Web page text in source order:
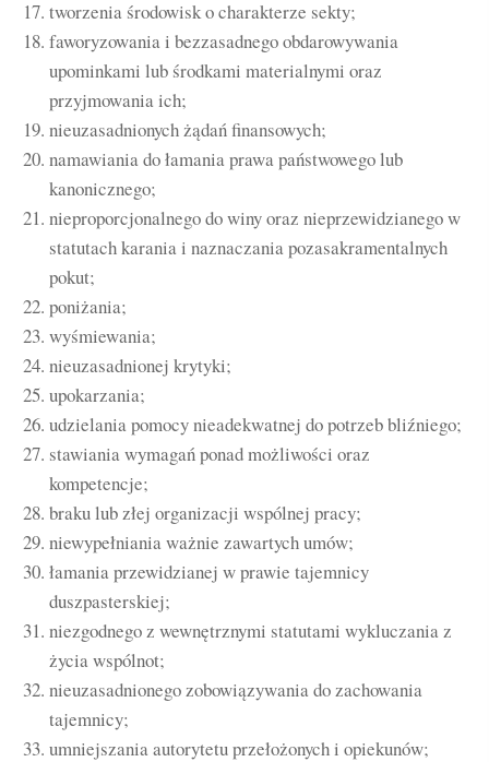
tworzenia środowisk o charakterze sekty;
faworyzowania i bezzasadnego obdarowywania
upominkami lub środkami materialnymi oraz
przyjmowania ich;
nieuzasadnionych żądań finansowych;
namawiania do łamania prawa państwowego lub
kanonicznego;
nieproporcjonalnego do winy oraz nieprzewidzianego w
statutach karania i naznaczania pozasakramentalnych
pokut;
poniżania;
wyśmiewania;
nieuzasadnionej krytyki;
upokarzania;
udzielania pomocy nieadekwatnej do potrzeb bliźniego;
stawiania wymagań ponad możliwości oraz
kompetencje;
braku lub złej organizacji wspólnej pracy;
niewypełniania ważnie zawartych umów;
łamania przewidzianej w prawie tajemnicy
duszpasterskiej;
niezgodnego z wewnętrznymi statutami wykluczania z
życia wspólnot;
nieuzasadnionego zobowiązywania do zachowania
tajemnicy;
umniejszania autorytetu przełożonych i opiekunów;